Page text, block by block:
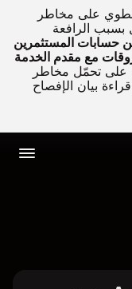
على مخاطر
بسبب الرافعة
الإشارة إلى أن %79.75 من حسابات المستثمرين
مع مقدم الخدمة
على تحمّل مخاطر
بيان الإفصاح